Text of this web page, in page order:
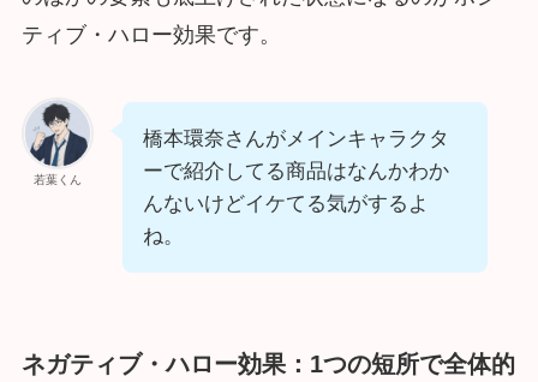
ティブ・ハロー効果です。
若葉くん
橋本環奈さんがメインキャラクタ
ーで紹介してる商品はなんかわか
んないけどイケてる気がするよ
ね。
ネガティブ・ハロー効果：1つの短所で全体的